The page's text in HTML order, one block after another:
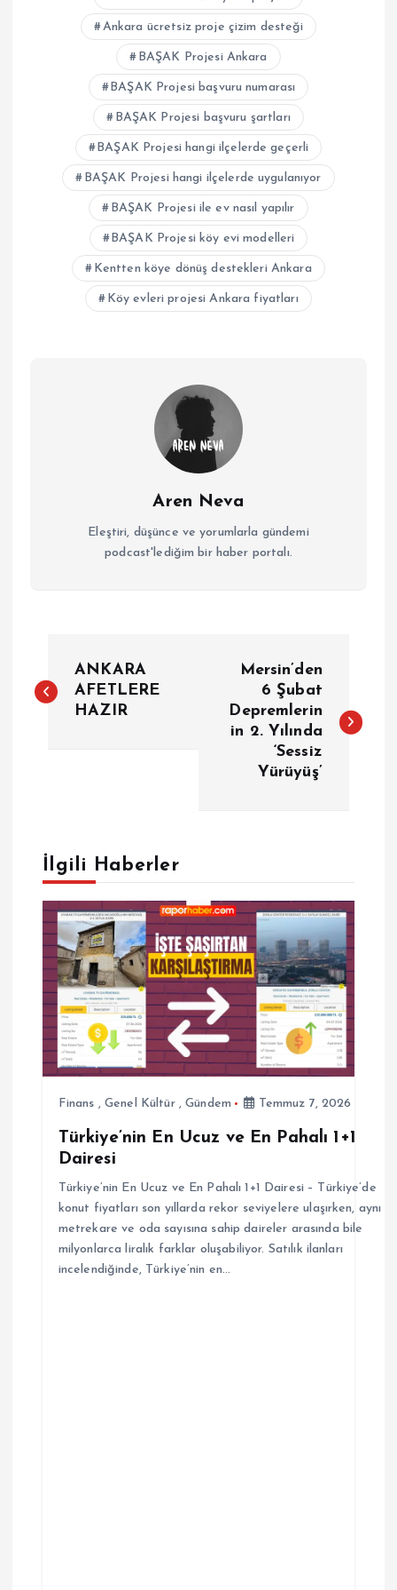
Ankara ücretsiz proje çizim desteği
BAŞAK Projesi Ankara
BAŞAK Projesi başvuru numarası
BAŞAK Projesi başvuru şartları
BAŞAK Projesi hangi ilçelerde geçerli
BAŞAK Projesi hangi ilçelerde uygulanıyor
BAŞAK Projesi ile ev nasıl yapılır
BAŞAK Projesi köy evi modelleri
Kentten köye dönüş destekleri Ankara
Köy evleri projesi Ankara fiyatları
Aren Neva
Eleştiri, düşünce ve yorumlarla gündemi
podcast'lediğim bir haber portalı.
a
e
z
n
m
ANKARA
AFETLERE
HAZIR
Mersin’den
6 Şubat
Depremlerin
in 2. Yılında
‘Sessiz
Yürüyüş’
İlgili Haberler
Finans ,Genel Kültür,Gündem Temmuz 7, 2026
Türkiye’nin En Ucuz ve En Pahalı 1+1
Dairesi
Türkiye’nin En Ucuz ve En Pahalı 1+1 Dairesi – Türkiye’de
konut fiyatları son yıllarda rekor seviyelere ulaşırken, aynı
metrekare ve oda sayısına sahip daireler arasında bile
milyonlarca liralık farklar oluşabiliyor. Satılık ilanları
incelendiğinde, Türkiye’nin en…